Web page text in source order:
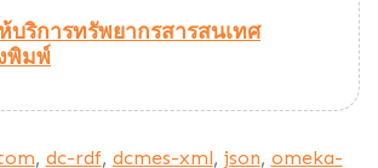
บริการทรัพยากรสารสนเทศ
พิมพ์
, dc-rdf, dcmes-xml, json, omeka-